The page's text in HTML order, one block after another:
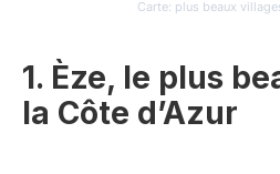
Carte: plus beaux
1. Èze, le plus
la Côte d’Azur